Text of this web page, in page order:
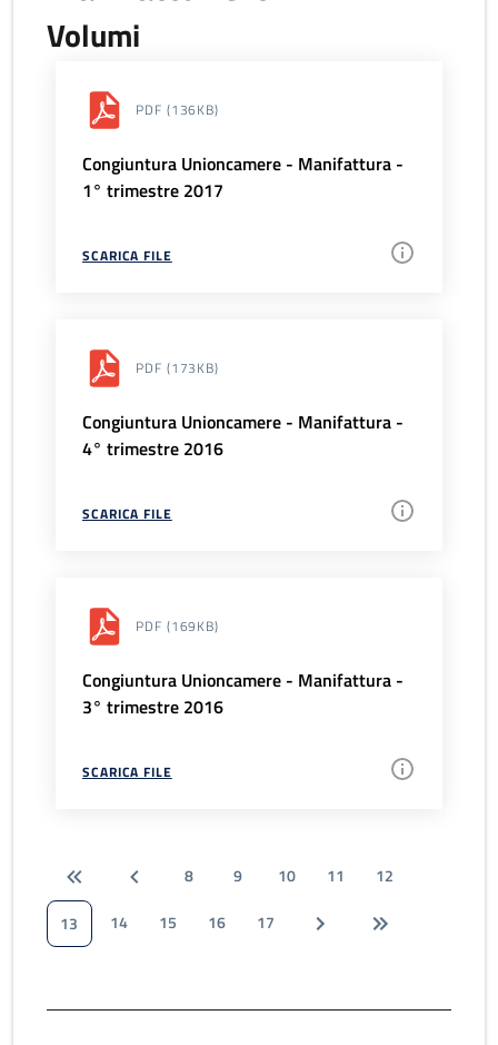
Volumi
PDF (136KB)
Congiuntura Unioncamere - Manifattura -
1° trimestre 2017
SCARICA FILE
PDF (173KB)
Congiuntura Unioncamere - Manifattura -
4° trimestre 2016
SCARICA FILE
PDF (169KB)
Congiuntura Unioncamere - Manifattura -
3° trimestre 2016
SCARICA FILE
8 9 10 11
12
13
14 15 16 17